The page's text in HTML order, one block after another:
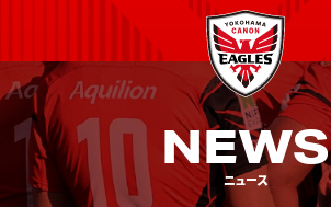
NEWS
ニュース